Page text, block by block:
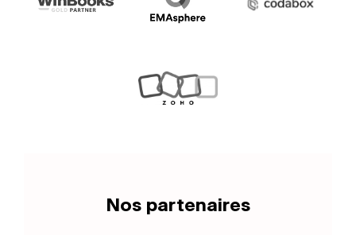
Nos partenaires